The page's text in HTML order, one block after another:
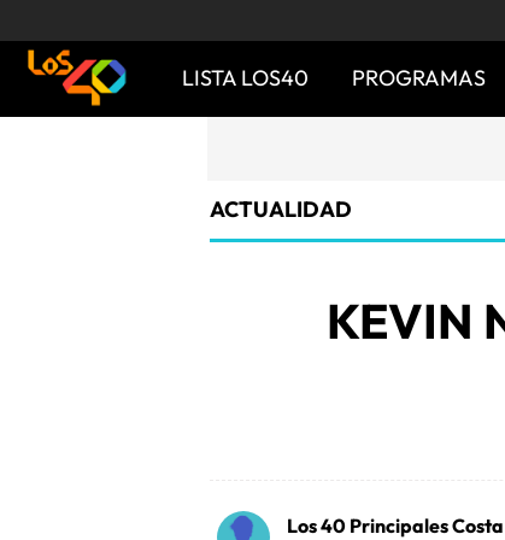
LISTA LOS40 PROGRAMAS
ACTUALIDAD
KEVIN
Los 40 Principales